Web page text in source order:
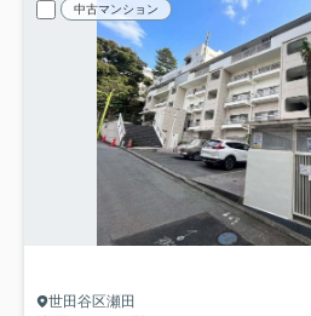
中古マンション
世田谷区瀬田